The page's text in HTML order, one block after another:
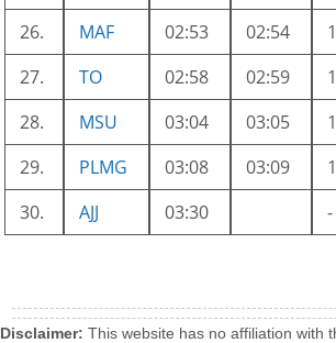
26.
MAF 02:53 02:54
27.
TO 02:58 02:59
28.
MSU 03:04 03:05
29.
PLMG 03:08 03:09
30.
AJJ 03:30 -
Disclaimer: This website has no affiliation with